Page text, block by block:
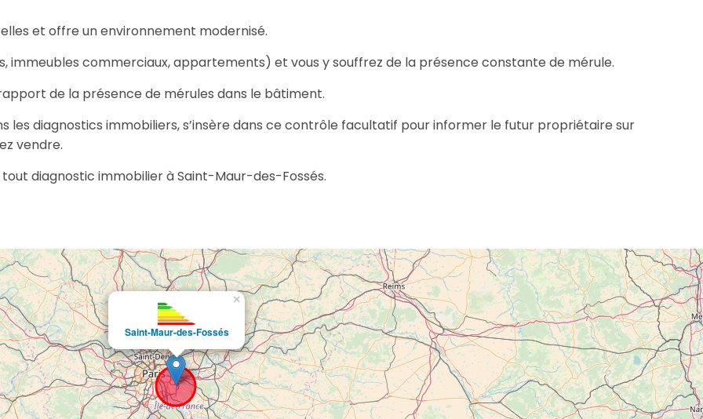
et offre un environnement modernisé.
immeubles commerciaux, appartements) et vous y souffrez de la présence constante de mérule.
de la présence de mérules dans le bâtiment.
les diagnostics immobiliers, s’insère dans ce contrôle facultatif pour informer le futur propriétaire sur
vendre.
diagnostic immobilier à Saint-Maur-des-Fossés.
Saint-Maur-des-Fossés
×